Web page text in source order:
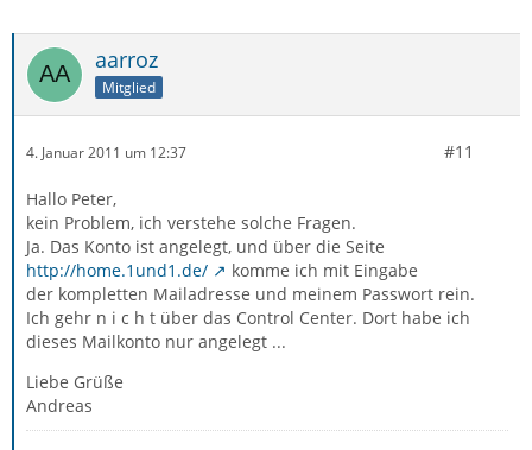
aarroz
Mitglied
4. Januar 2011 um 12:37 #11
Hallo Peter,
kein Problem, ich verstehe solche Fragen.
Ja. Das Konto ist angelegt, und über die Seite
http://home.1und1.de/
komme ich mit Eingabe
der kompletten Mailadresse und meinem Passwort rein.
Ich gehr n i c h t über das Control Center. Dort habe ich
dieses Mailkonto nur angelegt ...
Liebe Grüße
Andreas